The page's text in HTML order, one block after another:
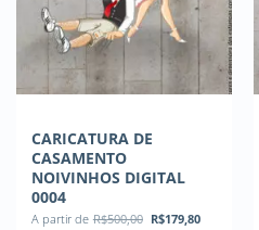
CARICATURA DE
CASAMENTO
NOIVINHOS DIGITAL
0004
A partir de R$500,00 O
R$179,80